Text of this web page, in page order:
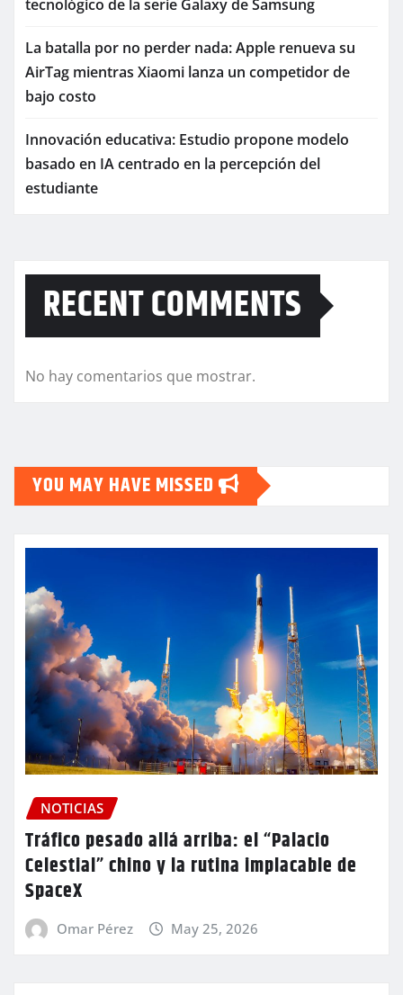
tecnológico de la serie Galaxy de Samsung
La batalla por no perder nada: Apple renueva su
AirTag mientras Xiaomi lanza un competidor de
bajo costo
Innovación educativa: Estudio propone modelo
basado en IA centrado en la percepción del
estudiante
RECENT COMMENTS
No hay comentarios que mostrar.
YOU MAY HAVE MISSED
NOTICIAS
Tráfico pesado allá arriba: el “Palacio
Celestial” chino y la rutina implacable de
SpaceX
Omar Pérez May 25, 2026